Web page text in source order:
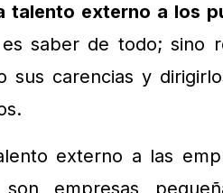
talento externo a los
saber de todo; sino
sus carencias y
externo a las